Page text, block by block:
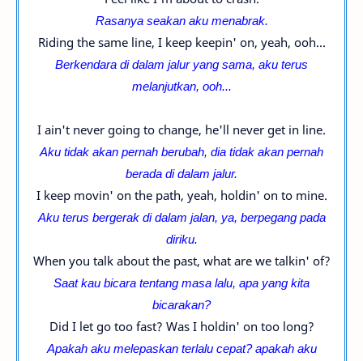
Rasanya seakan aku menabrak.
Riding the same line, I keep keepin' on, yeah, ooh...
Berkendara di dalam jalur yang sama, aku terus
melanjutkan, ooh...
I ain't never going to change, he'll never get in line.
Aku tidak akan pernah berubah, dia tidak akan pernah
berada di dalam jalur.
I keep movin' on the path, yeah, holdin' on to mine.
Aku terus bergerak di dalam jalan, ya, berpegang pada
diriku.
When you talk about the past, what are we talkin' of?
Saat kau bicara tentang masa lalu, apa yang kita
bicarakan?
Did I let go too fast? Was I holdin' on too long?
Apakah aku melepaskan terlalu cepat? apakah aku